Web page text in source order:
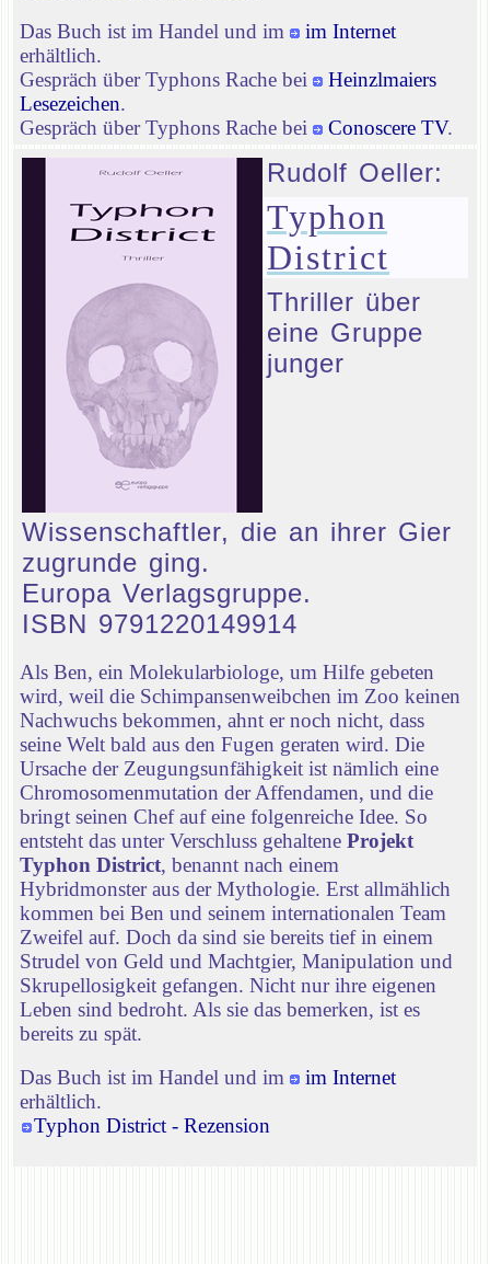
Das Buch ist im Handel und im
im Internet
erhältlich.
Gespräch über Typhons Rache bei
Heinzlmaiers
Lesezeichen.
Gespräch über Typhons Rache bei
Conoscere TV.
Rudolf Oeller:
Typhon
District
Thriller über
eine Gruppe
junger
Wissenschaftler, die an ihrer Gier
zugrunde ging.
Europa Verlagsgruppe.
ISBN 9791220149914
Als Ben, ein Molekularbiologe, um Hilfe gebeten
wird, weil die Schimpansenweibchen im Zoo keinen
Nachwuchs bekommen, ahnt er noch nicht, dass
seine Welt bald aus den Fugen geraten wird. Die
Ursache der Zeugungsunfähigkeit ist nämlich eine
Chromosomenmutation der Affendamen, und die
bringt seinen Chef auf eine folgenreiche Idee. So
entsteht das unter Verschluss gehaltene Projekt
Typhon District, benannt nach einem
Hybridmonster aus der Mythologie. Erst allmählich
kommen bei Ben und seinem internationalen Team
Zweifel auf. Doch da sind sie bereits tief in einem
Strudel von Geld und Machtgier, Manipulation und
Skrupellosigkeit gefangen. Nicht nur ihre eigenen
Leben sind bedroht. Als sie das bemerken, ist es
bereits zu spät.
Das Buch ist im Handel und im
im Internet
erhältlich.
Typhon District - Rezension